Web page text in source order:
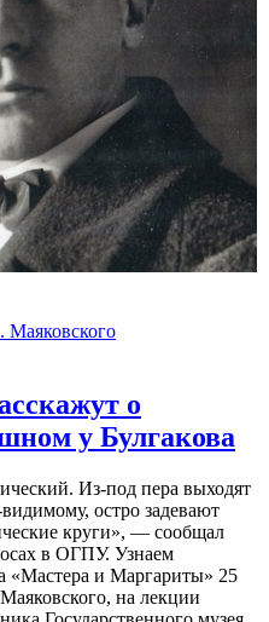
о
у Булгакова
Из-под пера выходят
остро задевают
круги», — сообщал
в ОГПУ. Узнаем
«Мастера и Маргариты» 25
на лекции